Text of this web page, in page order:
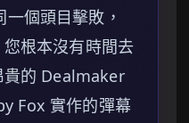
一個頭目擊敗，
根本沒有時間去
貴的 Dealmaker
Fox 實作的彈幕